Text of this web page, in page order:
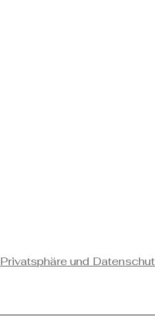
Privatsphäre und